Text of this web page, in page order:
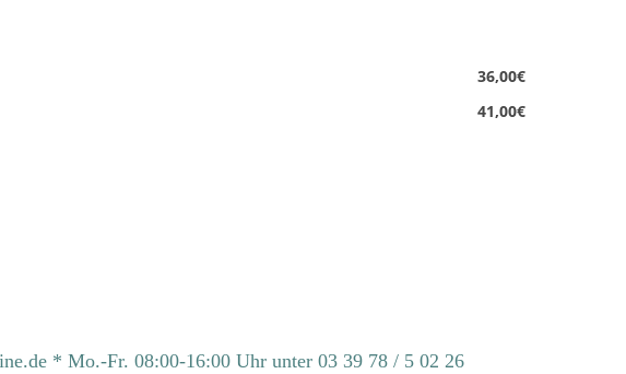
36,00€
41,00€
* Mo.-Fr. 08:00-16:00 Uhr unter 03 39 78 / 5 02 26